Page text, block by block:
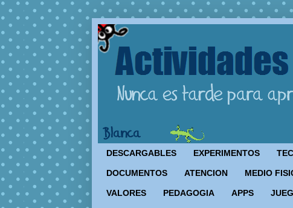
DESCARGABLES EXPERIMENTOS
DOCUMENTOS ATENCION MEDIO
VALORES PEDAGOGIA APPS